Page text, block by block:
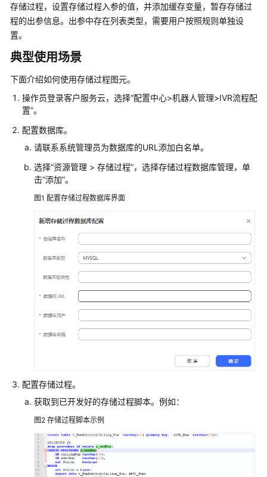
客
服
置
媒
体
道
机
器
人
管
配
南
速
入
智
机
器
配
置
存储过程，设置存储过程入参的值，并添加缓存变量，暂存存储过
程的出参信息。出参中存在列表类型，需要用户按照规则单独设
置。
典型使用场景
下面介绍如何使用存储过程图元。
操作员登录客户服务云，选择“配置中心>机器人管理>IVR流程配
置”。
配置数据库。
请联系系统管理员为数据库的URL添加白名单。
选择“资源管理 > 存储过程”，选择存储过程数据库管理，单
击“添加”。
图1 配置存储过程数据库界面
配置存储过程。
获取到已开发好的存储过程脚本。例如：
图2 存储过程脚本示例